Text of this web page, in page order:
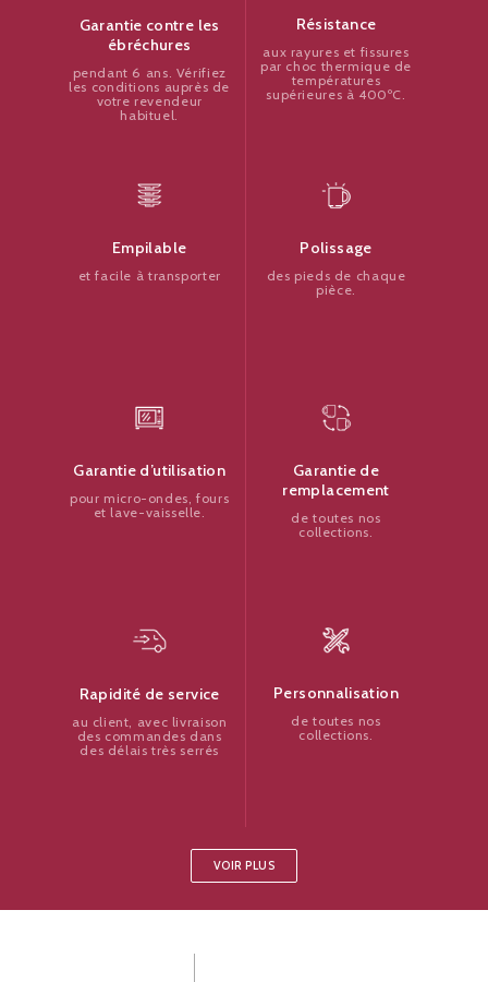
Garantie contre les
ébréchures
pendant 6 ans. Vérifiez
les conditions auprès de
votre revendeur
habituel.
Résistance
aux rayures et fissures
par choc thermique de
températures
supérieures à 400ºC.
Empilable
et facile à transporter
Polissage
des pieds de chaque
pièce.
Garantie d’utilisation
pour micro-ondes, fours
et lave-vaisselle.
Garantie de
remplacement
de toutes nos
collections.
Rapidité de service
au client, avec livraison
des commandes dans
des délais très serrés
Personnalisation
de toutes nos
collections.
VOIR PLUS